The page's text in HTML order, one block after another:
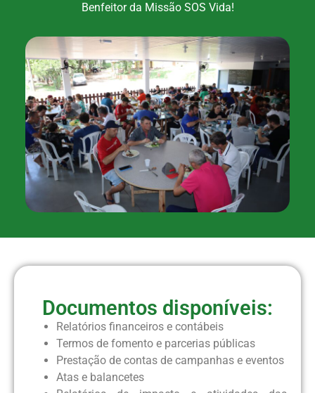
Benfeitor da Missão SOS Vida!
Documentos disponíveis:
Relatórios financeiros e contábeis
Termos de fomento e parcerias públicas
Prestação de contas de campanhas e eventos
Atas e balancetes